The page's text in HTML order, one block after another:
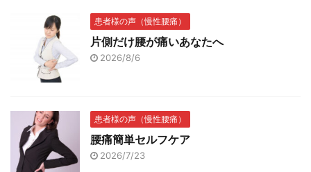
患者様の声（慢性腰痛）
片側だけ腰が痛いあなたへ
2026/8/6
患者様の声（慢性腰痛）
腰痛簡単セルフケア
2026/7/23